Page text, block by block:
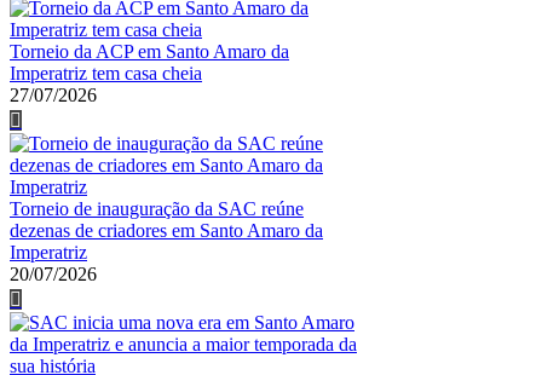
Torneio da ACP em Santo Amaro da
Imperatriz tem casa cheia
27/07/2026
Torneio de inauguração da SAC reúne
dezenas de criadores em Santo Amaro da
Imperatriz
20/07/2026